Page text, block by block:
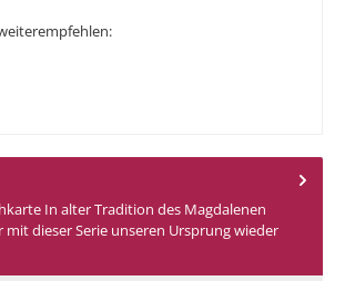
In alter Tradition des Magdalenen
mit dieser Serie unseren Ursprung wieder